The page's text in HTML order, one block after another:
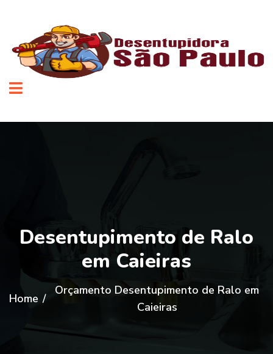
Desentupimento de Ralo
em Caieiras
Home /
Orçamento Desentupimento de Ralo em
Caieiras